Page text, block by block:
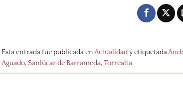
Esta entrada fue publicada enActualidady etiquetada
Aguado,Sanlúcar de Barrameda,Torrealta.